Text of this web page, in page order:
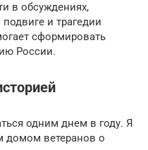
в обсуждениях,
и трагедии
сформировать
России.
одним днем в году. Я
домом ветеранов о